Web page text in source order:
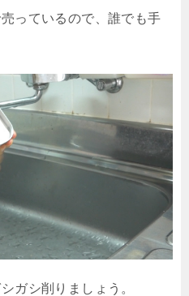
っているので、誰でも手
ガシ削りましょう。